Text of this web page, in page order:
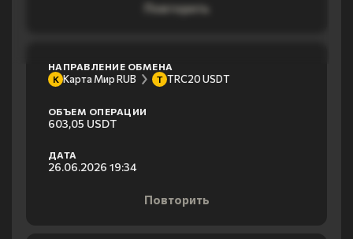
Повторить
НАПРАВЛЕНИЕ ОБМЕНА
К Карта Мир RUB T TRC20 USDT
ОБЪЕМ ОПЕРАЦИИ
603,05 USDT
ДАТА
26.06.2026 19:34
Повторить